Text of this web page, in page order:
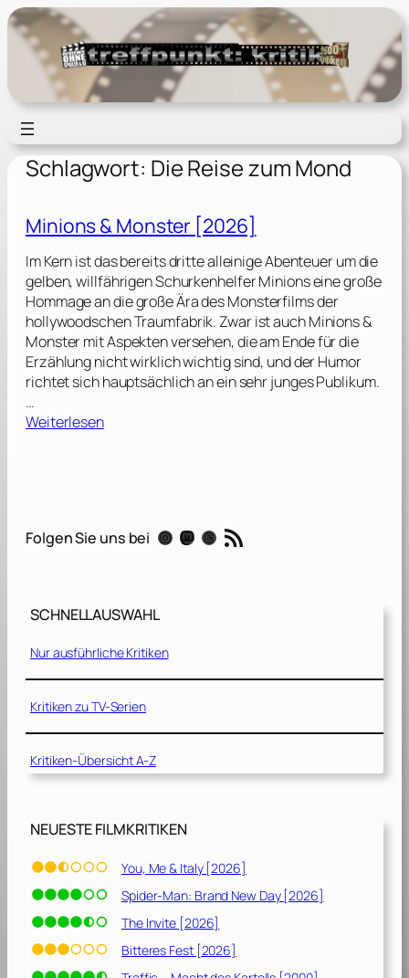
Zum
Inhalt
springen
Schlagwort: Die Reise zum Mond
Minions & Monster [2026]
Im Kern ist das bereits dritte alleinige Abenteuer um die
gelben, willfährigen Schurkenhelfer Minions eine große
Hommage an die große Ära des Monsterfilms der
hollywoodschen Traumfabrik. Zwar ist auch Minions &
Monster mit Aspekten versehen, die am Ende für die
Erzählung nicht wirklich wichtig sind, und der Humor
richtet sich hauptsächlich an ein sehr junges Publikum.
…
Weiterlesen:
n
M
n
s
t
[
2
2
]
Folgen Sie uns bei Instagram Mastodon Threads RSS-Feed
SCHNELLAUSWAHL
Nur ausführliche Kritiken
Kritiken zu TV-Serien
Kritiken-Übersicht A-Z
NEUESTE FILMKRITIKEN
You, Me & Italy [2026]
Spider-Man: Brand New Day [2026]
The Invite [2026]
Bitteres Fest [2026]